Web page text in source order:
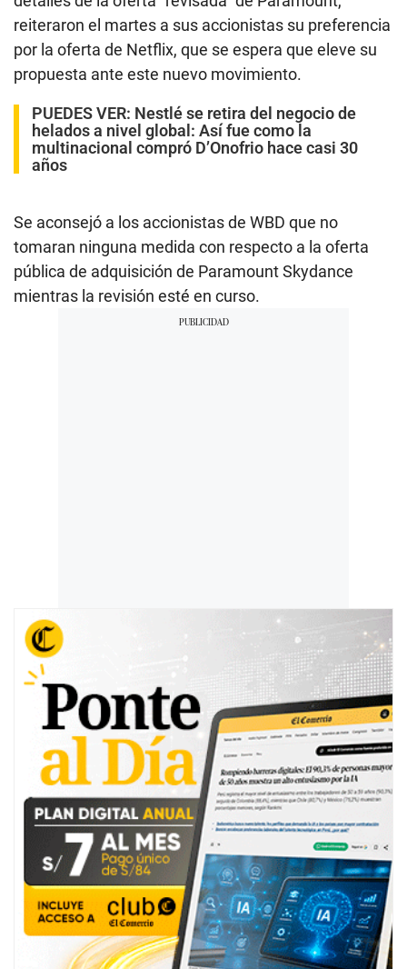
reiteraron el martes a sus accionistas su preferencia
por la oferta de Netflix, que se espera que eleve su
propuesta ante este nuevo movimiento.
PUEDES VER: Nestlé se retira del negocio de
helados a nivel global: Así fue como la
multinacional compró D’Onofrio hace casi 30
años
Se aconsejó a los accionistas de WBD que no
tomaran ninguna medida con respecto a la oferta
pública de adquisición de Paramount Skydance
mientras la revisión esté en curso.